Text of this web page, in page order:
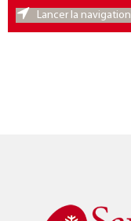
Lancer la navigation